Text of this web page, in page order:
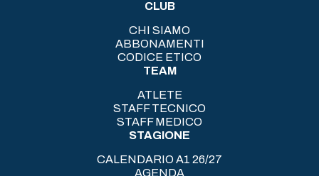
CLUB
CHI SIAMO
ABBONAMENTI
CODICE ETICO
TEAM
ATLETE
STAFF TECNICO
STAFF MEDICO
STAGIONE
CALENDARIO A1 26/27
AGENDA